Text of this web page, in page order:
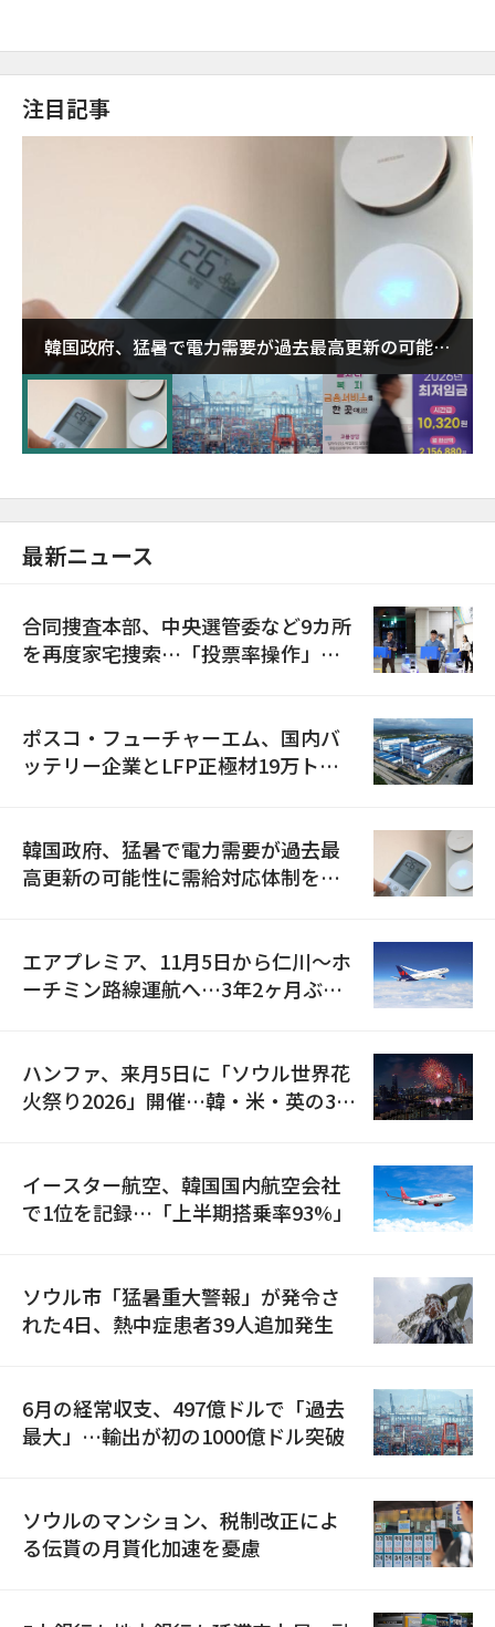
注目記事
韓国政府、猛暑で電力需要が過去最高更新の可能性
に需給対応体制を点検
最新ニュース
合同捜査本部、中央選管委など9カ所
を再度家宅捜索…「投票率操作」の
ポスコ・フューチャーエム、国内バ
ッテリー企業とLFP正極材19万トン
韓国政府、猛暑で電力需要が過去最
高更新の可能性に需給対応体制を点
エアプレミア、11月5日から仁川〜ホ
ーチミン路線運航へ…3年2ヶ月ぶり
ハンファ、来月5日に「ソウル世界花
火祭り2026」開催…韓・米・英の3カ
イースター航空、韓国国内航空会社
で1位を記録…「上半期搭乗率93%」
ソウル市「猛暑重大警報」が発令さ
れた4日、熱中症患者39人追加発生
6月の経常収支、497億ドルで「過去
最大」…輸出が初の1000億ドル突破
ソウルのマンション、税制改正によ
る伝貰の月貰化加速を憂慮